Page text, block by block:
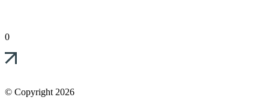
0
© Copyright 2026